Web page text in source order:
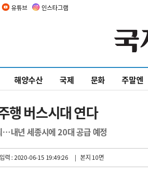
유튜브 인스타그램
해양수산 국제 문화 주말엔
행 버스시대 연다
…내년 세종시에 20대 공급 예정
력 : 2020-06-15 19:49:26 | 본지 10면